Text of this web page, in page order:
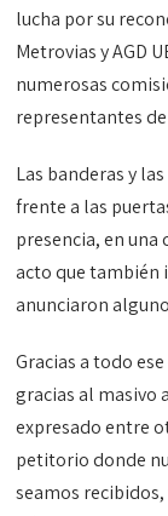
lucha por su
Metrovias y AGD
numerosas
representantes
Las banderas y
frente a las
presencia, en
acto que también
anunciaron
Gracias a todo
gracias al masivo
expresado entre
petitorio donde
seamos